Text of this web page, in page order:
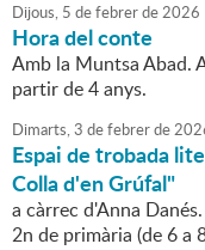
Dijous, 5 defebrerde2026
Hora del conte
Amb la Muntsa Abad.
partir de 4 anys.
Dimarts,3 defebrerde
Espai de trobada
Colla d'en Grúfal"
a càrrec d'Anna
2n de primària (de 6 a